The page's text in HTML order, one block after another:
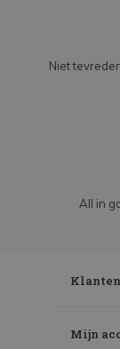
Niet
All in
Mijn